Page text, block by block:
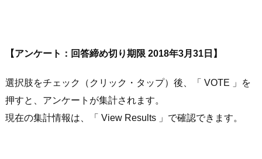
【アンケート：回答締め切り期限 2018年3月31日】
選択肢をチェック（クリック・タップ）後、「 VOTE 」を
押すと、アンケートが集計されます。
現在の集計情報は、「 View Results 」で確認できます。